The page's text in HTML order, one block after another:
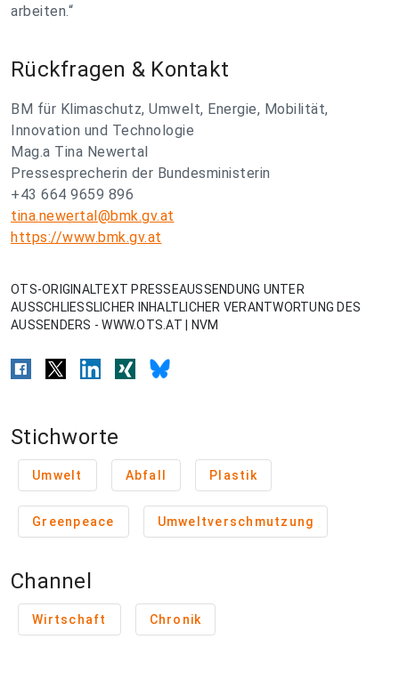
arbeiten.“
Rückfragen & Kontakt
BM für Klimaschutz, Umwelt, Energie, Mobilität,
Innovation und Technologie
Mag.a Tina Newertal
Pressesprecherin der Bundesministerin
+43 664 9659 896
tina.newertal@bmk.gv.at
https://www.bmk.gv.at
OTS-ORIGINALTEXT PRESSEAUSSENDUNG UNTER
AUSSCHLIESSLICHER INHALTLICHER VERANTWORTUNG DES
AUSSENDERS - WWW.OTS.AT | NVM
Stichworte
Umwelt Abfall Plastik
Greenpeace Umweltverschmutzung
Channel
Wirtschaft Chronik